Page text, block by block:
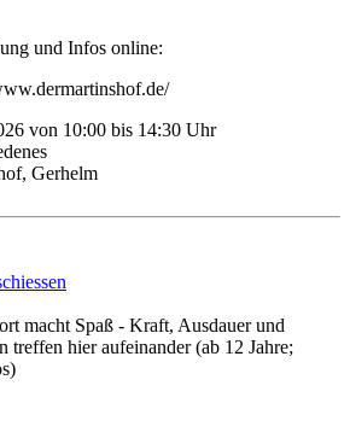
und Infos online:
von 10:00 bis 14:30 Uhr
Gerhelm
macht Spaß - Kraft, Ausdauer und
treffen hier aufeinander (ab 12 Jahre;